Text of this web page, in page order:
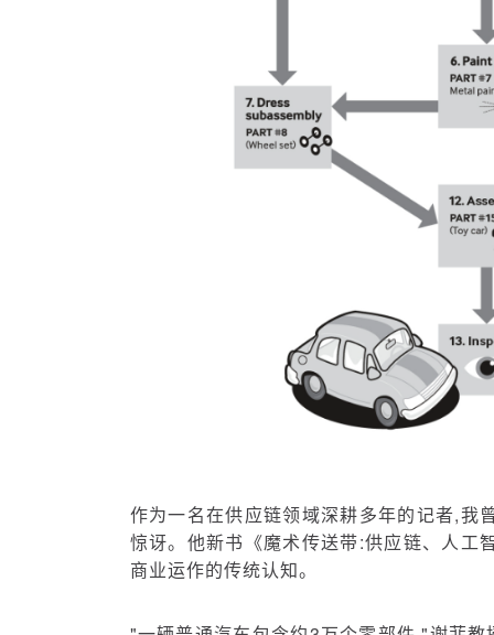
作为一名在供应链领域深耕多年的记者,我
惊讶。他新书《魔术传送带:供应链、人工
商业运作的传统认知。